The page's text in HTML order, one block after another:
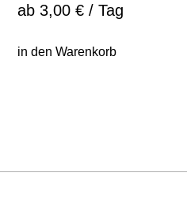
ab 3,00 € / Tag
in den Warenkorb